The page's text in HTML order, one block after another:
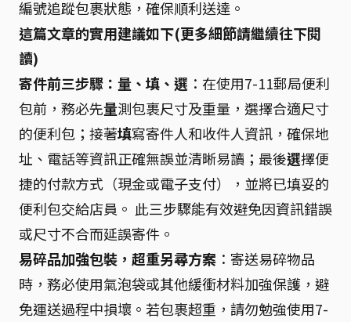
編號追蹤包裹狀態，確保順利送達。
這篇文章的實用建議如下(更多細節請繼續往下閱
讀)
寄件前三步驟：量、填、選 ：在使用7-11郵局便利
包前，務必先量測包裹尺寸及重量，選擇合適尺寸
的便利包；接著填寫寄件人和收件人資訊，確保地
址、電話等資訊正確無誤並清晰易讀；最後選擇便
捷的付款方式（現金或電子支付），並將已填妥的
便利包交給店員。 此三步驟能有效避免因資訊錯誤
或尺寸不合而延誤寄件。
易碎品加強包裝，超重另尋方案 ：寄送易碎物品
時，務必使用氣泡袋或其他緩衝材料加強保護，避
免運送過程中損壞。若包裹超重，請勿勉強使用7-